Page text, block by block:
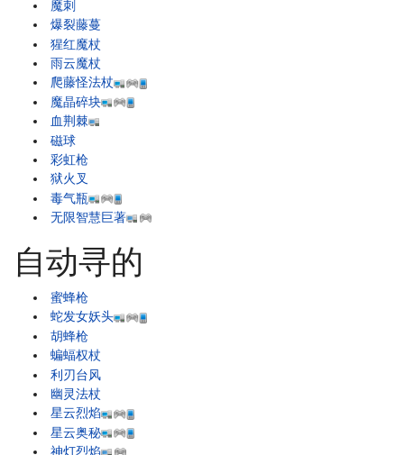
魔刺
爆裂藤蔓
猩红魔杖
雨云魔杖
爬藤怪法杖
魔晶碎块
血荆棘
磁球
彩虹枪
狱火叉
毒气瓶
无限智慧巨著
自动寻的
蜜蜂枪
蛇发女妖头
胡蜂枪
蝙蝠权杖
利刃台风
幽灵法杖
星云烈焰
星云奥秘
神灯烈焰